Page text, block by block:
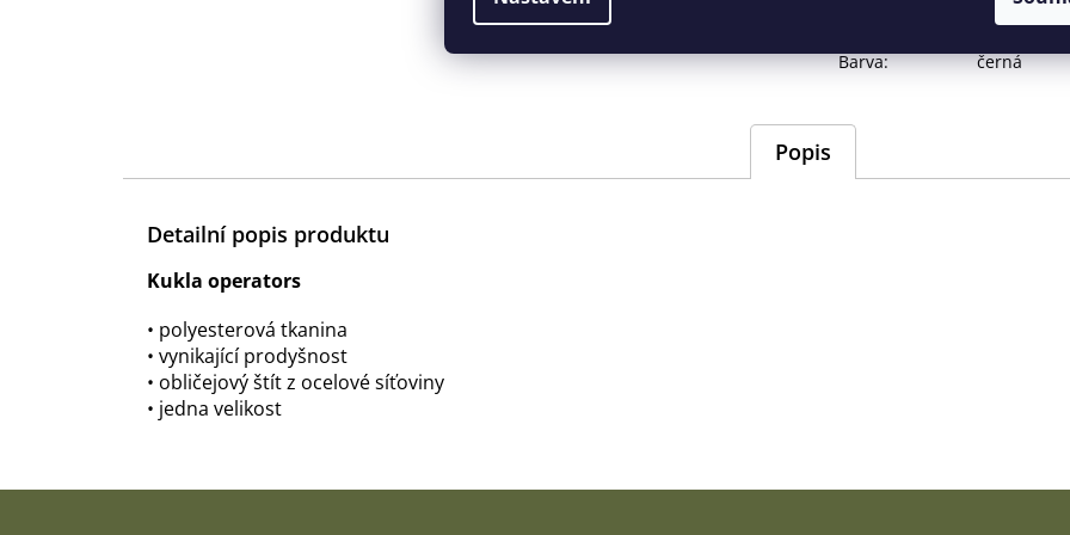
Barva: černá
Popis
Detailní popis produktu
Kukla operators
• polyesterová tkanina
• vynikající prodyšnost
• obličejový štít z ocelové síťoviny
• jedna velikost